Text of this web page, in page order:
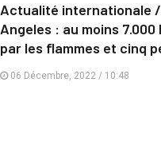
Actualité internationale
Angeles : au moins
par les flammes et cinq
06 Décembre, 2022 / 10:48